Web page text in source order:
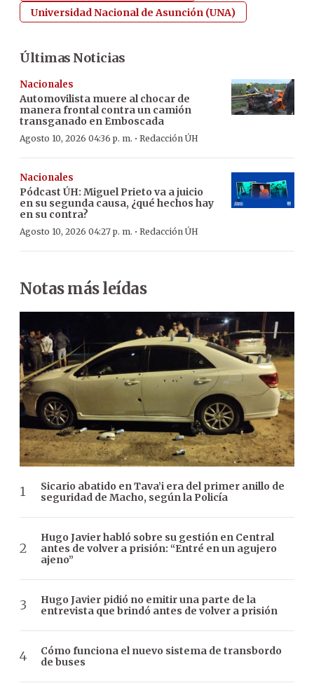
Universidad Nacional de Asunción (UNA)
Últimas Noticias
Nacionales
Automovilista muere al chocar de
manera frontal contra un camión
transganado en Emboscada
Agosto 10, 2026 04:36 p. m. · Redacción ÚH
Nacionales
Pódcast ÚH: Miguel Prieto va a juicio
en su segunda causa, ¿qué hechos hay
en su contra?
Agosto 10, 2026 04:27 p. m. · Redacción ÚH
Notas más leídas
Sicario abatido en Tava’i era del primer anillo de
seguridad de Macho, según la Policía
Hugo Javier habló sobre su gestión en Central
antes de volver a prisión: “Entré en un agujero
ajeno”
Hugo Javier pidió no emitir una parte de la
entrevista que brindó antes de volver a prisión
Cómo funciona el nuevo sistema de transbordo
de buses